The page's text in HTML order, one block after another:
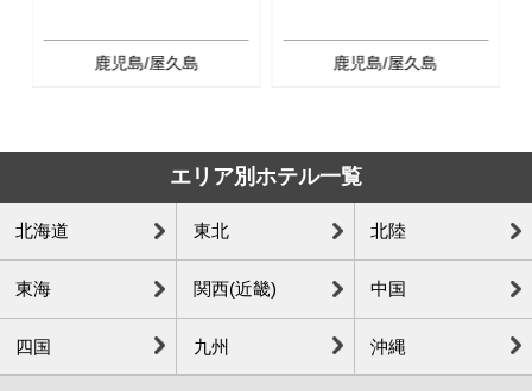
鹿児島/屋久島 鹿児島/屋久島
エリア別ホテル一覧
北海道 東北 北陸
東海 関西(近畿) 中国
四国 九州 沖縄